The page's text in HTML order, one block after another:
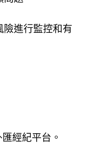
險進行監控和有
經紀平台。